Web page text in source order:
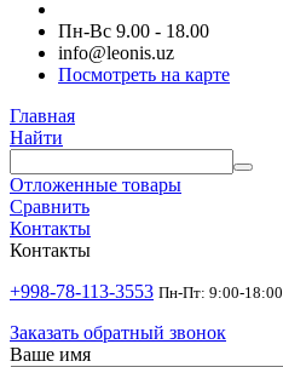
Пн-Вс 9.00 - 18.00
info@leonis.uz
Посмотреть на карте
Главная
Найти
Отложенные товары
Сравнить
Контакты
Контакты
+998-78-113-3553 Пн-Пт: 9:00-18:00
Заказать обратный звонок
Ваше имя